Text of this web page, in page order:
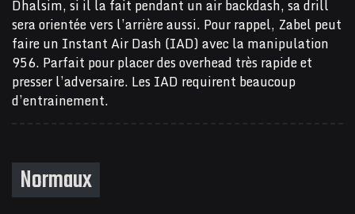
Dhalsim, si il la fait pendant un air backdash, sa drill
sera orientée vers l’arrière aussi. Pour rappel, Zabel peut
faire un Instant Air Dash (IAD) avec la manipulation
956. Parfait pour placer des overhead très rapide et
presser l’adversaire. Les IAD requirent beaucoup
d’entrainement.
Normaux